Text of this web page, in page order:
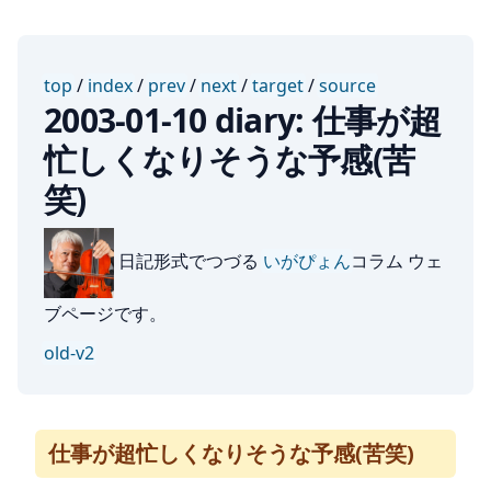
top / index/ prev/ next/target/source
2003-01-10 diary: 仕事が超
忙しくなりそうな予感(苦
笑)
日記形式でつづる いがぴょんコラム ウェ
ブページです。
old-v2
仕事が超忙しくなりそうな予感(苦笑)